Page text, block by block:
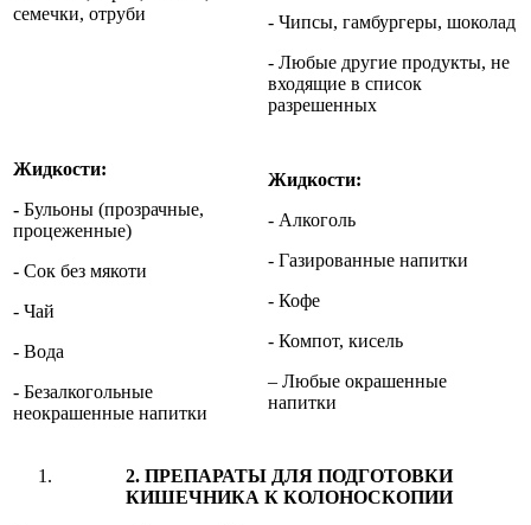
семечки, отруби
- Чипсы, гамбургеры, шоколад
- Любые другие продукты, не
входящие в список
разрешенных
Жидкости:
- Бульоны (прозрачные,
процеженные)
- Сок без мякоти
- Чай
- Вода
- Безалкогольные
неокрашенные напитки
Жидкости:
- Алкоголь
- Газированные напитки
- Кофе
- Компот, кисель
– Любые окрашенные
напитки
2. ПРЕПАРАТЫ ДЛЯ ПОДГОТОВКИ
КИШЕЧНИКА К КОЛОНОСКОПИИ